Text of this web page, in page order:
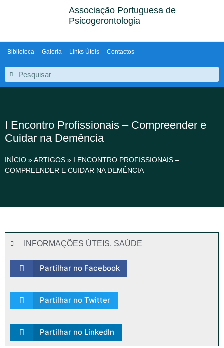
Associação Portuguesa de
Psicogerontologia
Biblioteca Galeria Links Úteis Contactos
I Encontro Profissionais – Compreender e
Cuidar na Demência
INÍCIO »ARTIGOS » I ENCONTRO PROFISSIONAIS –
COMPREENDER E CUIDAR NA DEMÊNCIA
INFORMAÇÕES ÚTEIS, SAÚDE
Partilhar no Facebook
Partilhar no Twitter
Partilhar no LinkedIn